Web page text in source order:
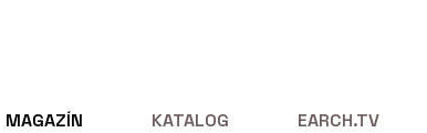
MAGAZÍN KATALOG EARCH.TV